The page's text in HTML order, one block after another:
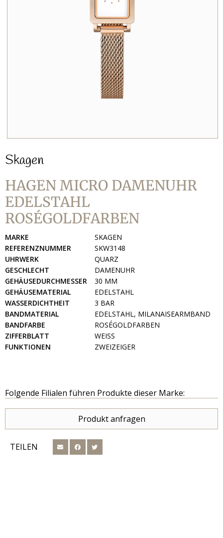
Skagen
HAGEN MICRO DAMENUHR
EDELSTAHL
ROSÉGOLDFARBEN
MARKE
SKAGEN
REFERENZNUMMER
SKW3148
UHRWERK
QUARZ
GESCHLECHT
DAMENUHR
GEHÄUSEDURCHMESSER
30 MM
GEHÄUSEMATERIAL
EDELSTAHL
WASSERDICHTHEIT
3 BAR
BANDMATERIAL
EDELSTAHL, MILANAISEARMBAND
BANDFARBE
ROSÉGOLDFARBEN
ZIFFERBLATT
WEISS
FUNKTIONEN
ZWEIZEIGER
Folgende Filialen führen Produkte dieser Marke:
Produkt anfragen
TEILEN